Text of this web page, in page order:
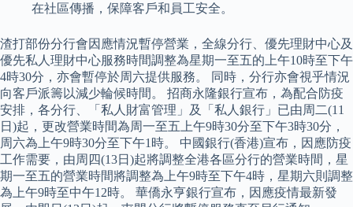
在社區傳播，保障客戶和員工安全。
渣打部份分行會因應情況暫停營業，全線分行、優先理財中心及
優先私人理財中心服務時間調整為星期一至五的上午10時至下午
4時30分，亦會暫停於周六提供服務。 同時，分行亦會視乎情況
向客戶派籌以減少輪候時間。 招商永隆銀行宣布，為配合防疫
安排，各分行、「私人財富管理」及「私人銀行」已由周二(11
日)起，更改營業時間為周一至五上午9時30分至下午3時30分，
周六為上午9時30分至下午1時。 中國銀行(香港)宣布，因應防疫
工作需要，由周四(13日)起將調整全港各區分行的營業時間，星
期一至五的營業時間將調整為上午9時至下午4時，星期六則調整
為上午9時至中午12時。 華僑永亨銀行宣布，因應疫情最新發